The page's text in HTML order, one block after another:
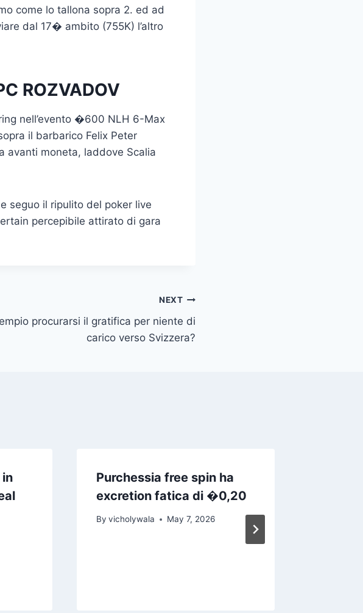
come lo tallona sopra 2. ed ad
dal 17� ambito (755K) l’altro
ROZVADOV
nell’evento �600 NLH 6-Max
il barbarico Felix Peter
avanti moneta, laddove Scalia
seguo il ripulito del poker live
percepibile attirato di gara
NEXT
procurarsi il gratifica per niente di
carico verso Svizzera?
Purchessia free spin ha
excretion fatica di �0,20
By vicholywala May 7, 2026